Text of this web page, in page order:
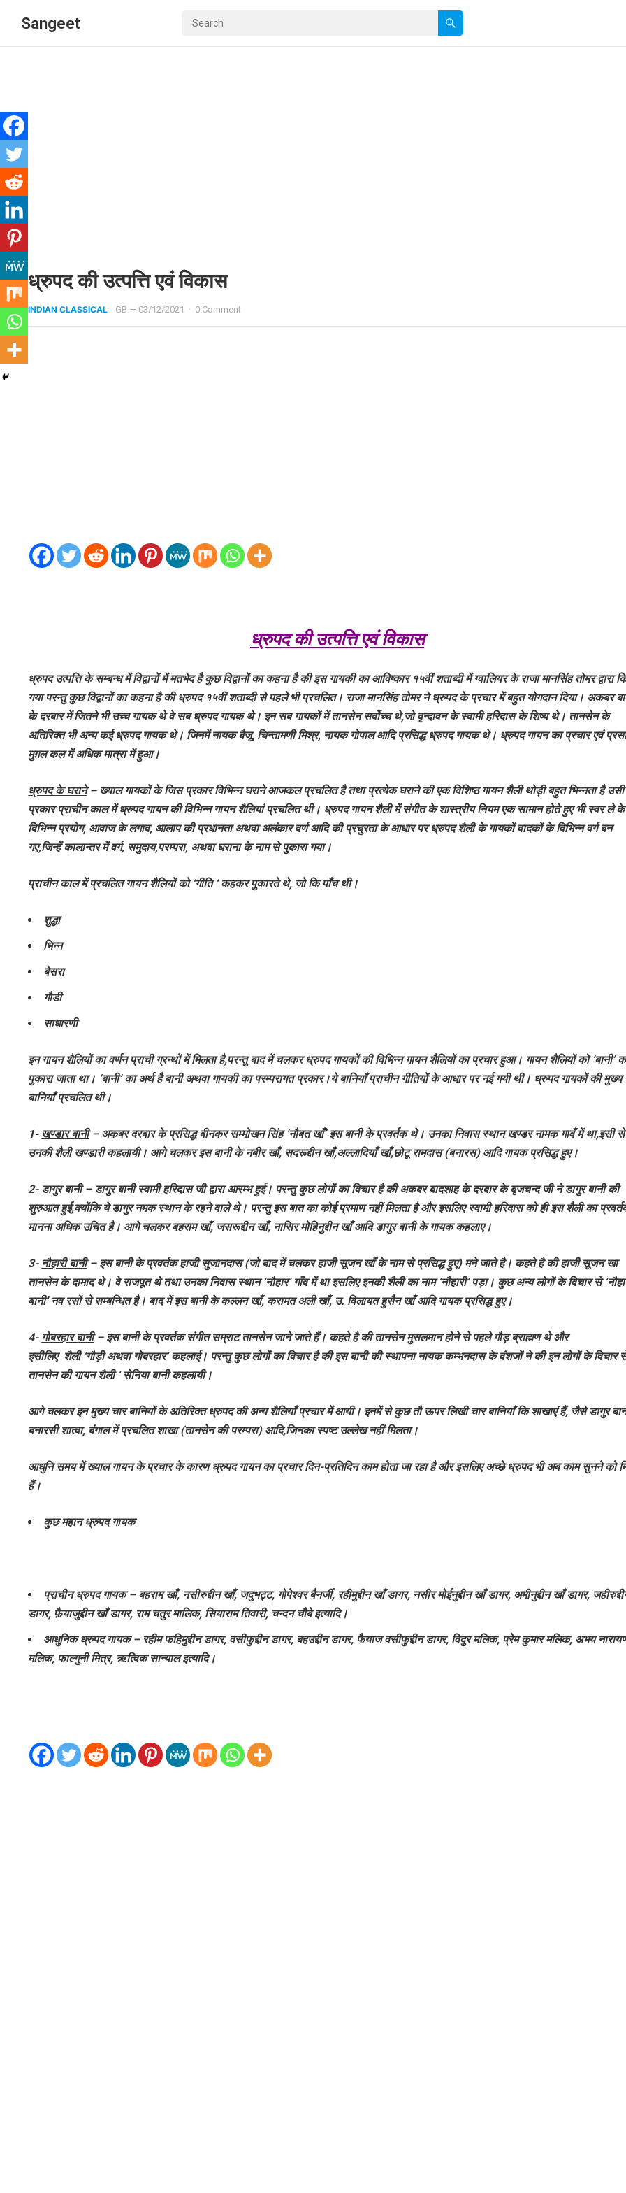
Sangeet
ध्रुपद की उत्पत्ति एवं विकास
INDIAN CLASSICAL GB — 03/12/2021 · 0 Comment
ध्रुपद की उत्पत्ति एवं विकास
ध्रुपद उत्पत्ति के सम्बन्ध में विद्वानों में मतभेद है कुछ विद्वानों का कहना है की इस गायकी का आविष्कार १५वीं शताब्दी में ग्वालियर के राजा मानसिंह तोमर द्वारा
गया परन्तु कुछ विद्वानों का कहना है की ध्रुपद १५वीं शताब्दी से पहले भी प्रचलित। राजा मानसिंह तोमर ने ध्रुपद के प्रचार में बहुत योगदान दिया। अकबर
के दरबार में जितने भी उच्च गायक थे वे सब ध्रुपद गायक थे। इन सब गायकों में तानसेन सर्वोच्च थे,जो वृन्दावन के स्वामी हरिदास के शिष्य थे। तानसेन के
अतिरिक्त भी अन्य कई ध्रुपद गायक थे। जिनमें नायक बैजू, चिन्तामणी मिश्र, नायक गोपाल आदि प्रसिद्ध ध्रुपद गायक थे। ध्रुपद गायन का प्रचार एवं
मुग़ल कल में अधिक मात्रा में हुआ।
ध्रुपद के घराने– ख्याल गायकों के जिस प्रकार विभिन्न घराने आजकल प्रचलित है तथा प्रत्येक घराने की एक विशिष्ठ गायन शैली थोड़ी बहुत भिन्नता है उसी
प्रकार प्राचीन काल में ध्रुपद गायन की विभिन्न गायन शैलियां प्रचलित थी। ध्रुपद गायन शैली में संगीत के शास्त्रीय नियम एक सामान होते हुए भी स्वर ले के
विभिन्न प्रयोग, आवाज के लगाव, आलाप की प्रधानता अथवा अलंकार वर्ण आदि की प्रचुरता के आधार पर ध्रुपद शैली के गायकों वादकों के विभिन्न वर्ग बन
गए,जिन्हें कालान्तर में वर्ग, समुदाय,परम्परा, अथवा घराना के नाम से पुकारा गया।
प्राचीन काल में प्रचलित गायन शैलियों को ‘गीति ‘ कहकर पुकारते थे, जो कि पाँच थी।
शुद्धा
भिन्न
बेसरा
गौडी
साधारणी
इन गायन शैलियों का वर्णन प्राची ग्रन्थों में मिलता है,परन्तु बाद में चलकर ध्रुपद गायकों की विभिन्न गायन शैलियों का प्रचार हुआ। गायन शैलियों को ‘बानी’
पुकारा जाता था। ‘बानी’ का अर्थ है बानी अथवा गायकी का परम्परागत प्रकार।ये बानियाँ प्राचीन गीतियों के आधार पर नई गयी थी। ध्रुपद गायकों की मुख्य
बानियाँ प्रचलित थी।
1- खण्डार बानी– अकबर दरबार के प्रसिद्ध बीनकर सम्मोखन सिंह ‘नौबत खाँ’ इस बानी के प्रवर्तक थे। उनका निवास स्थान खण्डर नामक गावँ में था,इसी से
उनकी शैली खण्डारी कहलायी। आगे चलकर इस बानी के नबीर खाँ, सदरूद्दीन खाँ,अल्लादियाँ खाँ,छोटू रामदास (बनारस) आदि गायक प्रसिद्ध हुए।
2- डागुर बानी– डागुर बानी स्वामी हरिदास जी द्वारा आरम्भ हुई। परन्तु कुछ लोगों का विचार है की अकबर बादशाह के दरबार के बृजचन्द जी ने डागुर बानी की
शुरुआत हुई,क्योंकि ये डागुर नमक स्थान के रहने वाले थे। परन्तु इस बात का कोई प्रमाण नहीं मिलता है और इसलिए स्वामी हरिदास को ही इस शैली का
मानना अधिक उचित है। आगे चलकर बहराम खाँ, जसरूद्दीन खाँ, नासिर मोहिनुद्दीन खाँ आदि डागुर बानी के गायक कहलाए।
3- नौहारी बानी– इस बानी के प्रवर्तक हाजी सुजानदास (जो बाद में चलकर हाजी सूजन खाँ के नाम से प्रसिद्ध हुए) मने जाते है। कहते है की हाजी सूजन खा
तानसेन के दामाद थे। वे राजपूत थे तथा उनका निवास स्थान ‘नौहार’ गाँव में था इसलिए इनकी शैली का नाम ‘नौहारी’ पड़ा। कुछ अन्य लोगों के विचार से
बानी’ नव रसों से सम्बन्धित है। बाद में इस बानी के कल्लन खाँ, करामत अली खाँ, उ. विलायत हुसैन खाँ आदि गायक प्रसिद्ध हुए।
4- गोबरहार बानी– इस बानी के प्रवर्तक संगीत सम्राट तानसेन जाने जाते हैं। कहते है की तानसेन मुसलमान होने से पहले गौड़ ब्राह्मण थे और
इसीलिए शैली ‘गौड़ी अथवा गोबरहार’ कहलाई। परन्तु कुछ लोगों का विचार है की इस बानी की स्थापना नायक कम्भनदास के वंशजों ने की इन लोगों के विचार
तानसेन की गायन शैली ‘ सेनिया बानी कहलायी।
आगे चलकर इन मुख्य चार बानियों के अतिरिक्त ध्रुपद की अन्य शैलियाँ प्रचार में आयी। इनमें से कुछ तौ ऊपर लिखी चार बानियाँ कि शाखाएं हैं, जैसे डागुर
बनारसी शात्वा, बंगाल में प्रचलित शाखा (तानसेन की परम्परा) आदि,जिनका स्पष्ट उल्लेख नहीं मिलता।
आधुनि समय में ख्याल गायन के प्रचार के कारण ध्रुपद गायन का प्रचार दिन-प्रतिदिन काम होता जा रहा है और इसलिए अच्छे ध्रुपद भी अब काम सुनने को
हैं।
कुछ महान ध्रुपद गायक
प्राचीन ध्रुपद गायक – बहराम खाँ, नसीरुद्दीन खाँ, जदुभट्ट, गोपेश्वर बैनर्जी, रहीमुद्दीन खाँ डागर, नसीर मोईनुद्दीन खाँ डागर, अमीनुद्दीन खाँ डागर,
डागर, फ़ैयाजुद्दीन खाँ डागर, राम चतुर मालिक, सियाराम तिवारी, चन्दन चौबे इत्यादि।
आधुनिक ध्रुपद गायक – रहीम फहिमुद्दीन डागर, वसीफुद्दीन डागर, बहउद्दीन डागर, फैयाज वसीफुद्दीन डागर, विदुर मलिक, प्रेम कुमार मलिक, अभय
मलिक, फाल्गुनी मित्र, ऋत्विक सान्याल इत्यादि।